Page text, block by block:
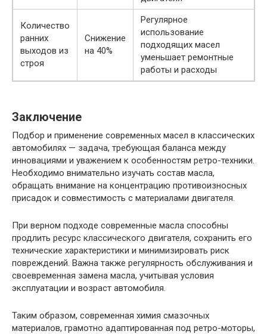
Количество
ранних
выходов из
строя
Снижение
на 40%
Регулярное
использование
подходящих масел
уменьшает ремонтные
работы и расходы
Заключение
Подбор и применение современных масел в классических
автомобилях — задача, требующая баланса между
инновациями и уважением к особенностям ретро-техники.
Необходимо внимательно изучать состав масла,
обращать внимание на концентрацию противоизносных
присадок и совместимость с материалами двигателя.
При верном подходе современные масла способны
продлить ресурс классического двигателя, сохранить его
технические характеристики и минимизировать риск
повреждений. Важна также регулярность обслуживания и
своевременная замена масла, учитывая условия
эксплуатации и возраст автомобиля.
Таким образом, современная химия смазочных
материалов, грамотно адаптированная под ретро-моторы,